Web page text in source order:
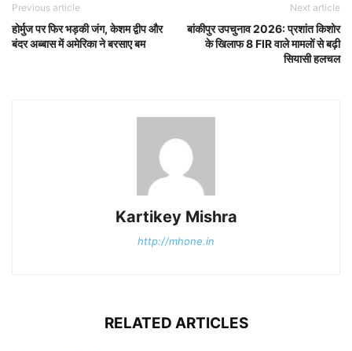
Previous article
होर्मुज पर फिर भड़की जंग, केशम द्वीप और
बंदर अब्बास में अमेरिका ने बरसाए बम
Next article
बांकीपुर उपचुनाव 2026: प्रशांत किशोर
के खिलाफ 8 FIR वाले मामलों से बढ़ी
सियासी हलचल
Kartikey Mishra
http://mhone.in
RELATED ARTICLES